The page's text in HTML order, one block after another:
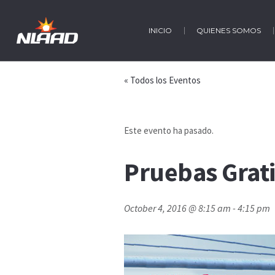
INICIO QUIENES SOMOS
« Todos los Eventos
Este evento ha pasado.
Pruebas
October 4, 2016 @ 8:15 am -4:15 pm